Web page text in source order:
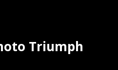
Triumph